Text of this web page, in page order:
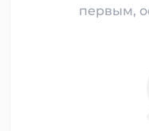
первым,